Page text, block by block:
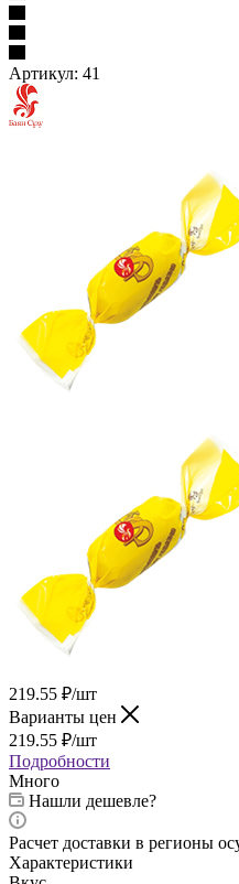
Артикул: 41
219.55 ₽/шт
Варианты цен
219.55 ₽/шт
Подробности
Много
Нашли дешевле?
Расчет доставки в регионы
Характеристики